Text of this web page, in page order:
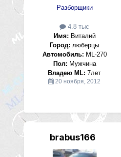
Разборщики
4.8 тыс
Имя: Виталий
Город: люберцы
Автомобиль: ML-270
Пол: Мужчина
Владею ML: 7лет
20 ноября, 2012
brabus166